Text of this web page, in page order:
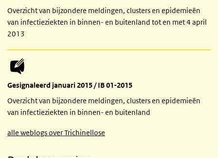
Overzicht van bijzondere meldingen, clusters en epidemieën
van infectieziekten in binnen- en buitenland tot en met 4 april
2013
Gesignaleerd januari 2015 / IB 01-2015
Overzicht van bijzondere meldingen, clusters en epidemieën
van infectieziekten in binnen- en buitenland
alle weblogs over Trichinellose